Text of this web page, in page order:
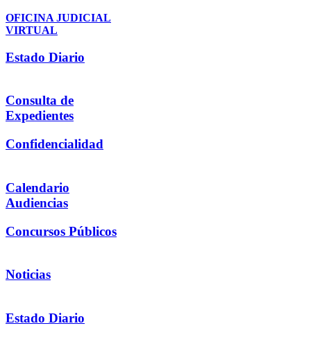
OFICINA JUDICIAL
VIRTUAL
Estado Diario
Consulta de
Expedientes
Confidencialidad
Calendario
Audiencias
Concursos Públicos
Noticias
Estado Diario